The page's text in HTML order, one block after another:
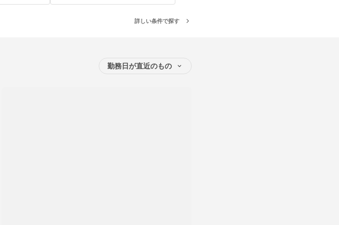
詳しい条件で探す
勤務日が直近のもの